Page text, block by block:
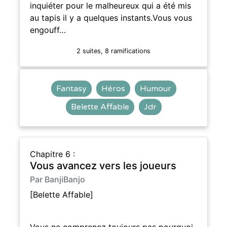
inquiéter pour le malheureux qui a été mis
au tapis il y a quelques instants.Vous vous
engouff…
2 suites, 8 ramifications
Fantasy Héros
Humour
Belette Affable
Jdr
Chapitre 6 :
Vous avancez vers les joueurs
Par BanjiBanjo
[Belette Affable]